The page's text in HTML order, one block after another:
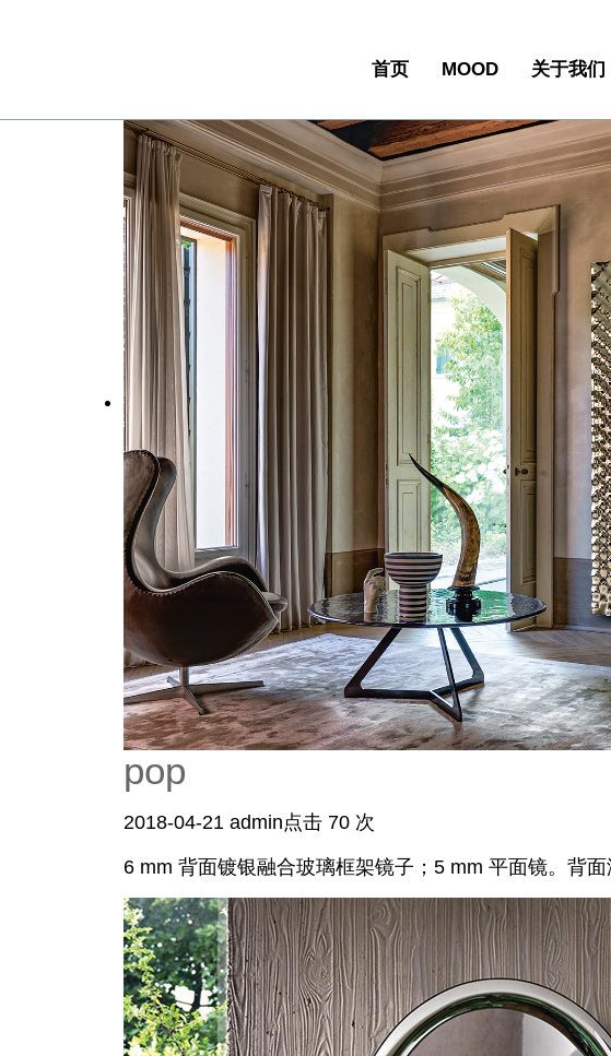
首页 MOOD 关于我们
pop
2018-04-21 admin点击 70 次
6 mm 背面镀银融合玻璃框架镜子；5 mm 平面镜。背